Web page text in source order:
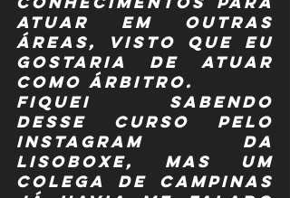
atuar em outras
áreas, visto que eu
gostaria de atuar
como árbitro.
Fiquei sabendo
desse curso pelo
Instagram da
Lisoboxe, mas um
colega de Campinas